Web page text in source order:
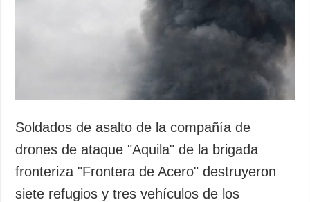
ADICIONAL
Podcasts
Publicaciones
Entrevistas
Fotos
SERVICIOS
Suscripción
Banco de
imágenes
Soldados de asalto de la compañía de
drones de ataque "Aquila" de la brigada
fronteriza "Frontera de Acero" destruyeron
siete refugios y tres vehículos de los